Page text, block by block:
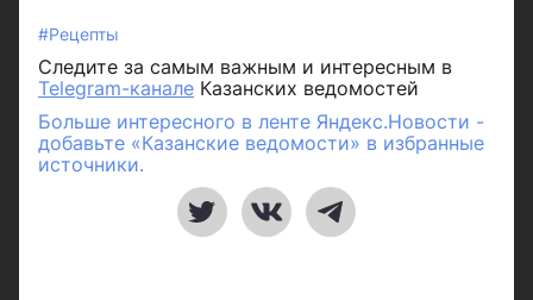
#Рецепты
Следите за самым важным и интересным в
Telegram-канале Казанских ведомостей
Больше интересного в ленте Яндекс.Новости -
добавьте «Казанские ведомости» в избранные
источники.